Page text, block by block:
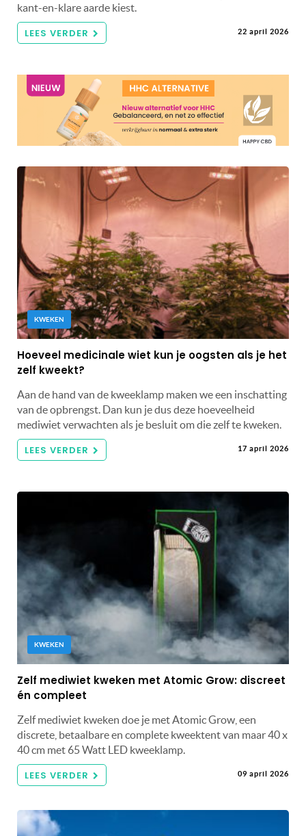
kant-en-klare aarde kiest.
LEES VERDER 22 april 2026
KWEKEN
Hoeveel medicinale wiet kun je oogsten als je het
zelf kweekt?
Aan de hand van de kweeklamp maken we een inschatting
van de opbrengst. Dan kun je dus deze hoeveelheid
mediwiet verwachten als je besluit om die zelf te kweken.
LEES VERDER 17 april 2026
KWEKEN
Zelf mediwiet kweken met Atomic Grow: discreet
én compleet
Zelf mediwiet kweken doe je met Atomic Grow, een
discrete, betaalbare en complete kweektent van maar 40 x
40 cm met 65 Watt LED kweeklamp.
LEES VERDER 09 april 2026